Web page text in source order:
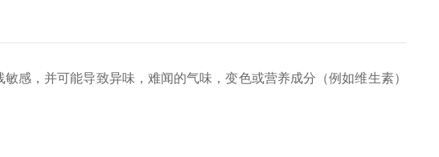
感，并可能导致异味，难闻的气味，变色或营养成分（例如维生素）